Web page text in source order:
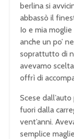
berlina si
abbassò il
Io e mia
anche un po’
soprattutto di
avevamo
offrì di
Scese
fuori dalla
vent’anni.
semplice